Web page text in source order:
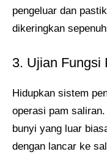
pengeluar dan
dikeringkan
3. Ujian Fungsi
Hidupkan sistem
operasi pam
bunyi yang luar
dengan lancar ke